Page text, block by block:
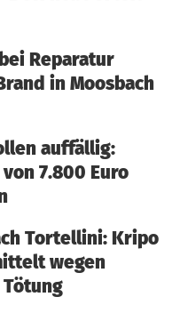
Reparatur
in Moosbach
auffällig:
7.800 Euro
Tortellini: Kripo
wegen